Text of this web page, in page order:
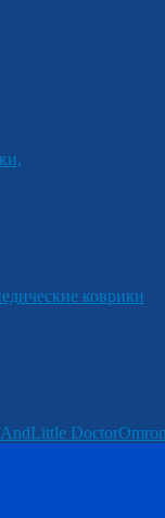
коврики
AndLittle DoctorOmron